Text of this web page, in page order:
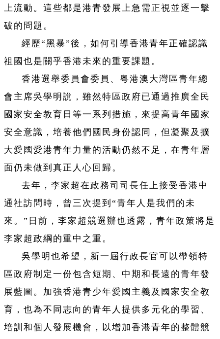
上流動。這些都是港青發展上急需正視並逐一擊
破的問題。
經歷“黑暴”後，如何引導香港青年正確認識
祖國也是關乎香港未來的重要課題。
香港選舉委員會委員、粵港澳大灣區青年總
會主席吳學明說，雖然特區政府已通過推廣全民
國家安全教育日等一系列措施，來提高青年國家
安全意識，培養他們國民身份認同，但凝聚及擴
大愛國愛港青年力量的活動仍然不足，在青年層
面仍未做到真正人心回歸。
去年，李家超在政務司司長任上接受香港中
通社訪問時，曾三次提到“青年人是我們的未
來。”日前，李家超競選辦也透露，青年政策將是
李家超政綱的重中之重。
吳學明也希望，新一屆行政長官可以帶領特
區政府制定一份包含短期、中期和長遠的青年發
展藍圖。加強香港青少年愛國主義及國家安全教
育，也為不同志向的青年人提供多元化的學習、
培訓和個人發展機會，以增加香港青年的整體競